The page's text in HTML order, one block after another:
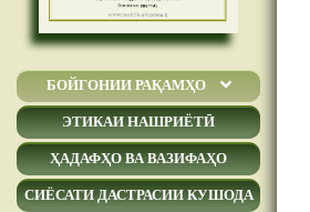
БОЙГОНИИ РАҚАМҲО
ЭТИКАИ НАШРИЁТӢ
ҲАДАФҲО ВА ВАЗИФАҲО
СИЁСАТИ ДАСТРАСИИ КУШОДА